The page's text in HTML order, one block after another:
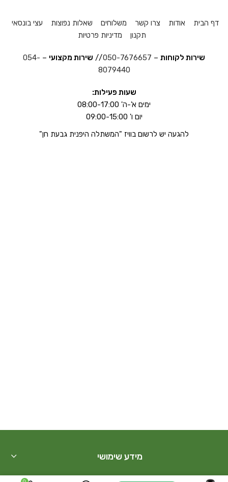
דף הבית אודות צרו קשר משלוחים שאלות נפוצות
עצי בונסאי
תקנון
מדיניות פרטיות
שירות לקוחות –
050-7676657
// שירות מקצועי –
054-
8079440
שעות פעילות:
ימים א'-ה' 08:00-17:00
יום ו' 09:00-15:00
להגעה יש לרשום בוויז "המשתלה היפנית גבעת חן"
מידע שימושי